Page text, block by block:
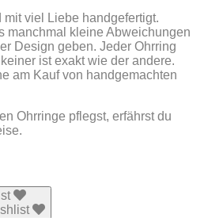
viel Liebe handgefertigt.
manchmal kleine Abweichungen
Design geben. Jeder Ohrring
ist exakt wie der andere.
am Kauf von handgemachten
Ohrringe pflegst, erfährst du